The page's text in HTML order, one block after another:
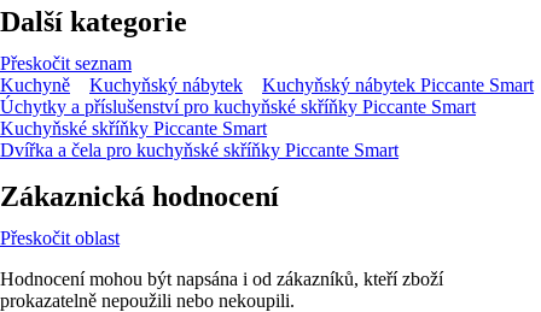
Další kategorie
Přeskočit seznam
Kuchyně
Kuchyňský nábytek
Kuchyňský nábytek Piccante Smart
Úchytky a příslušenství pro kuchyňské skříňky Piccante Smart
Kuchyňské skříňky Piccante Smart
Dvířka a čela pro kuchyňské skříňky Piccante Smart
Zákaznická hodnocení
Přeskočit oblast
Hodnocení mohou být napsána i od zákazníků, kteří zboží
prokazatelně nepoužili nebo nekoupili.